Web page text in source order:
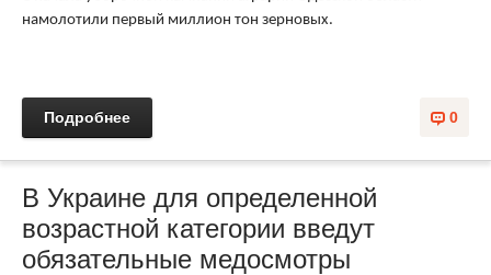
намолотили первый миллион тон зерновых.
0
Подробнее
В Украине для определенной
возрастной категории введут
обязательные медосмотры